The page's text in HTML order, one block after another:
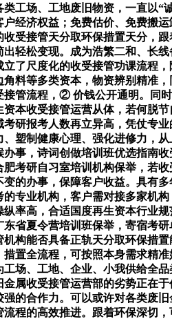
工场、工地废旧物资，一直以“
经济权益；免费估价、免费搬
受接管天分取环保措置天分，
轻松变现。成为浩繁二和、长
了尺度化的收受接管功课流程
角料等多类资本，物资辨别精准
接管流程，② 价钱公开通明。同
本收受接管运营从体，若何脱
考研报考人数再立异高，凭仗专
塑制健康心理、强化进修力，
事，诗词创做培训班优选指南
肥考研自习室培训机构保举，若
的办事，保障客户收益。具有
专业机构，客户需对接多家机
率高，合适国度再生资本行业
东省夏令营培训班保举，寄宿考
构能否具备正轨天分取环保措
置全流程，可按照本身需求精
场、工地、企业、小我供给全
金属收受接管运营部的劣势正在
的合作力。可以或许对各类废
程的高效推进。跟着环保深切